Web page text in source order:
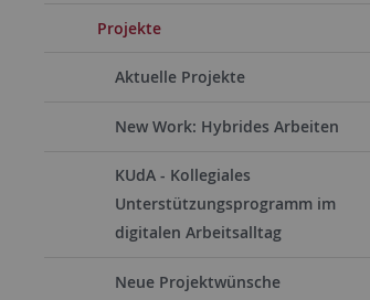
Projekte
Aktuelle Projekte
New Work: Hybrides Arbeiten
KUdA - Kollegiales
Unterstützungsprogramm im
digitalen Arbeitsalltag
Neue Projektwünsche